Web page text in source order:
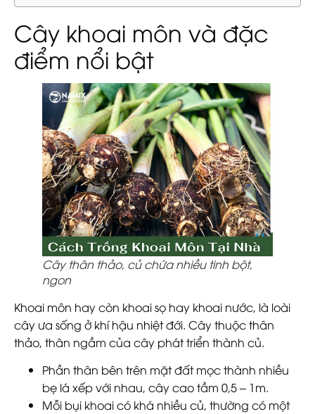
Cây khoai môn và đặc
điểm nổi bật
Cây thân thảo, củ chứa nhiều tinh bột,
ngon
Khoai môn hay còn khoai sọ hay khoai nước, là loài
cây ưa sống ở khí hậu nhiệt đới. Cây thuộc thân
thảo, thân ngầm của cây phát triển thành củ.
Phần thân bên trên mặt đất mọc thành nhiều
bẹ lá xếp với nhau, cây cao tầm 0,5 – 1m.
Mỗi bụi khoai có khá nhiều củ, thường có một